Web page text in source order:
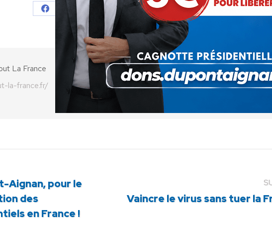
Partager
Facebook
Partager
sur
Partager
sur
Pinterest
Partager
LinkedIn
Partager
sur
WhatsApp
La France
la-france.fr/
Aignan, pour le
des
en France !
Article
Vaincre le virus sans tuer la